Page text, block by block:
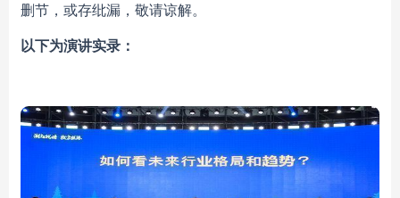
删节，或存纰漏，敬请谅解。
以下为演讲实录：